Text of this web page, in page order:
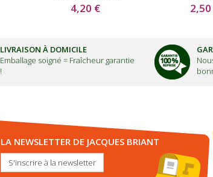
4,20 €
LIVRAISON À DOMICILE
Emballage soigné = Fraîcheur garantie
!
LA NEWSLETTER DE JACQUES BRIANT
S'inscrire à la newsletter